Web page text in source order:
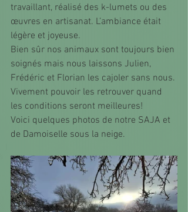
travaillant, réalisé des k-lumets ou des
œuvres en artisanat. L’ambiance était
légère et joyeuse.
Bien sûr nos animaux sont toujours bien
soignés mais nous laissons Julien,
Frédéric et Florian les cajoler sans nous.
Vivement pouvoir les retrouver quand
les conditions seront meilleures!
Voici quelques photos de notre SAJA et
de Damoiselle sous la neige.